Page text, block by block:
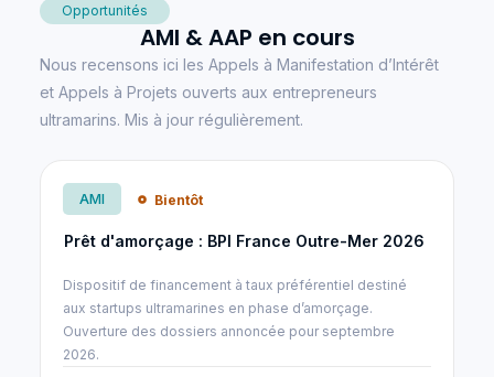
Opportunités
AMI & AAP en cours
Nous recensons ici les Appels à Manifestation d’Intérêt
et Appels à Projets ouverts aux entrepreneurs
ultramarins. Mis à jour régulièrement.
AMI Bientôt
Prêt d'amorçage : BPI France Outre-Mer 2026
Dispositif de financement à taux préférentiel destiné
aux startups ultramarines en phase d’amorçage.
Ouverture des dossiers annoncée pour septembre
2026.